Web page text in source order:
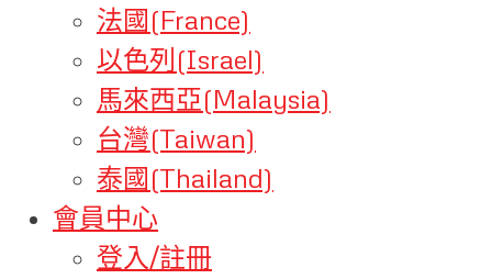
法國(France)
以色列(Israel)
馬來西亞(Malaysia)
台灣(Taiwan)
泰國(Thailand)
會員中心
登入/註冊